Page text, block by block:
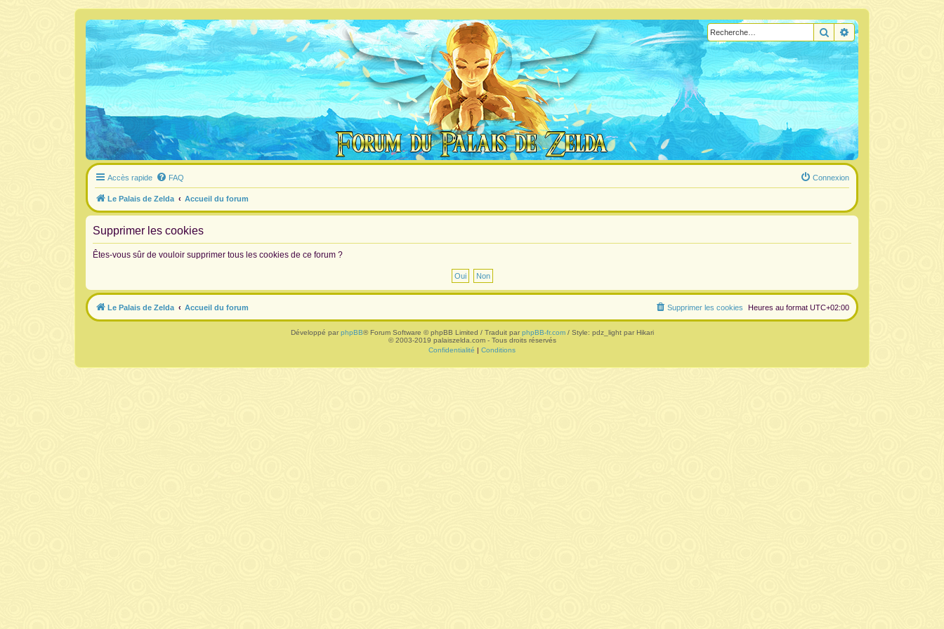
RechercherRecherche avancée
Accès rapide FAQ Connexion
Le Palais de Zelda Accueil du forum
Supprimer les cookies
Êtes-vous sûr de vouloir supprimer tous les cookies de ce forum ?
Le Palais de Zelda Accueil du forum Heures au format UTC+02:00
Supprimer les cookies
Développé par phpBB® Forum Software © phpBB Limited / Traduit par phpBB-fr.com/ Style: pdz_light par Hikari
© 2003-2019 palaiszelda.com - Tous droits réservés
Confidentialité | Conditions